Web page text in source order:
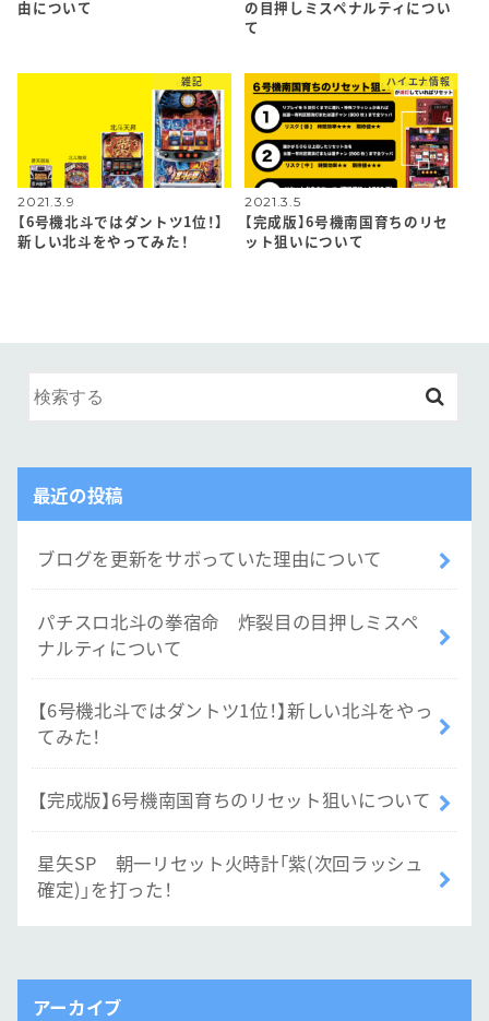
由について
の目押しミスペナルティについ
て
雑記
2021.3.9
【6号機北斗ではダントツ1位！】
新しい北斗をやってみた！
ハイエナ情報
2021.3.5
【完成版】6号機南国育ちのリセ
ット狙いについて
最近の投稿
ブログを更新をサボっていた理由について
パチスロ北斗の拳宿命 炸裂目の目押しミスペ
ナルティについて
【6号機北斗ではダントツ1位！】新しい北斗をやっ
てみた！
【完成版】6号機南国育ちのリセット狙いについて
星矢SP 朝一リセット火時計「紫(次回ラッシュ
確定)」を打った！
アーカイブ